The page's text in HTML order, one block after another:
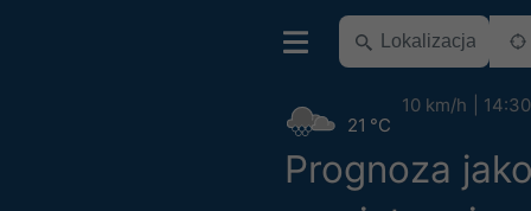
Prognoza
21 °C
10 km/h 14:30